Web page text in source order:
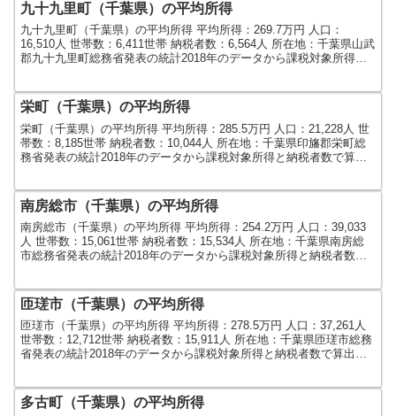
九十九里町（千葉県）の平均所得
九十九里町（千葉県）の平均所得 平均所得：269.7万円 人口：
16,510人 世帯数：6,411世帯 納税者数：6,564人 所在地：千葉県山武
郡九十九里町総務省発表の統計2018年のデータから課税対象所得と
栄町（千葉県）の平均所得
栄町（千葉県）の平均所得 平均所得：285.5万円 人口：21,228人 世
帯数：8,185世帯 納税者数：10,044人 所在地：千葉県印旛郡栄町総
務省発表の統計2018年のデータから課税対象所得と納税者数で算出
南房総市（千葉県）の平均所得
南房総市（千葉県）の平均所得 平均所得：254.2万円 人口：39,033
人 世帯数：15,061世帯 納税者数：15,534人 所在地：千葉県南房総
市総務省発表の統計2018年のデータから課税対象所得と納税者数で
匝瑳市（千葉県）の平均所得
匝瑳市（千葉県）の平均所得 平均所得：278.5万円 人口：37,261人
世帯数：12,712世帯 納税者数：15,911人 所在地：千葉県匝瑳市総務
省発表の統計2018年のデータから課税対象所得と納税者数で算出し
多古町（千葉県）の平均所得